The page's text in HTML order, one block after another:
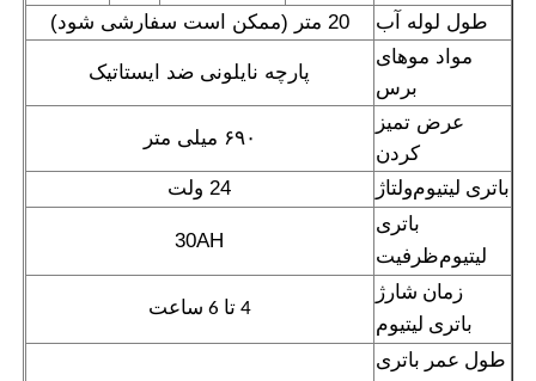
طول لوله آب
20 متر (ممکن است سفارشی شود)
برس
پارچه نایلونی ضد ایستاتیک
کردن
۶۹۰ میلی متر
باتری لیتیومولتاژ 24 ولت
لیتیومظرفیت
30AH
باتری لیتیوم
4 تا 6 ساعت